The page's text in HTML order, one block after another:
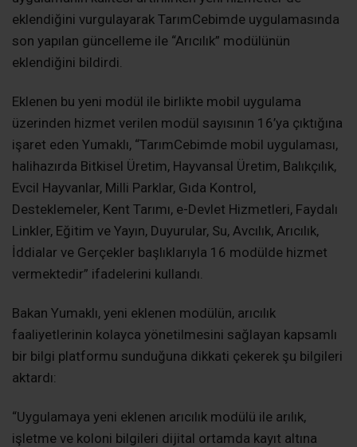
eklendiğini vurgulayarak TarımCebimde uygulamasında
son yapılan güncelleme ile “Arıcılık” modülünün
eklendiğini bildirdi.
Eklenen bu yeni modül ile birlikte mobil uygulama
üzerinden hizmet verilen modül sayısının 16’ya çıktığına
işaret eden Yumaklı, “TarımCebimde mobil uygulaması,
halihazırda Bitkisel Üretim, Hayvansal Üretim, Balıkçılık,
Evcil Hayvanlar, Milli Parklar, Gıda Kontrol,
Desteklemeler, Kent Tarımı, e-Devlet Hizmetleri, Faydalı
Linkler, Eğitim ve Yayın, Duyurular, Su, Avcılık, Arıcılık,
İddialar ve Gerçekler başlıklarıyla 16 modülde hizmet
vermektedir” ifadelerini kullandı.
Bakan Yumaklı, yeni eklenen modülün, arıcılık
faaliyetlerinin kolayca yönetilmesini sağlayan kapsamlı
bir bilgi platformu sunduğuna dikkati çekerek şu bilgileri
aktardı:
“Uygulamaya yeni eklenen arıcılık modülü ile arılık,
işletme ve koloni bilgileri dijital ortamda kayıt altına